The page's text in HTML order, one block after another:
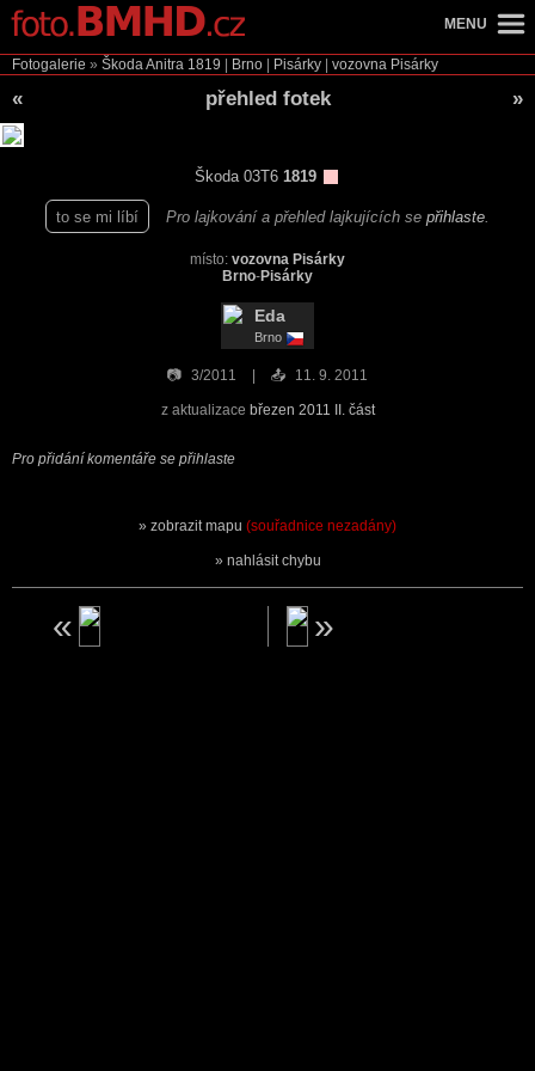
Fotogalerie » Škoda Anitra 1819 Brno Pisárky vozovna Pisárky
« přehled fotek »
Škoda 03T6 1819
to se mi líbí Pro lajkování a přehled lajkujících se přihlaste
místo: vozovna Pisárky
Brno-Pisárky
Eda
Brno
📷 3/2011 📤 11. 9. 2011
z aktualizace březen 2011 II. část
Pro přidání komentáře se přihlaste
zobrazit mapu (souřadnice nezadány)
nahlásit chybu
MENU